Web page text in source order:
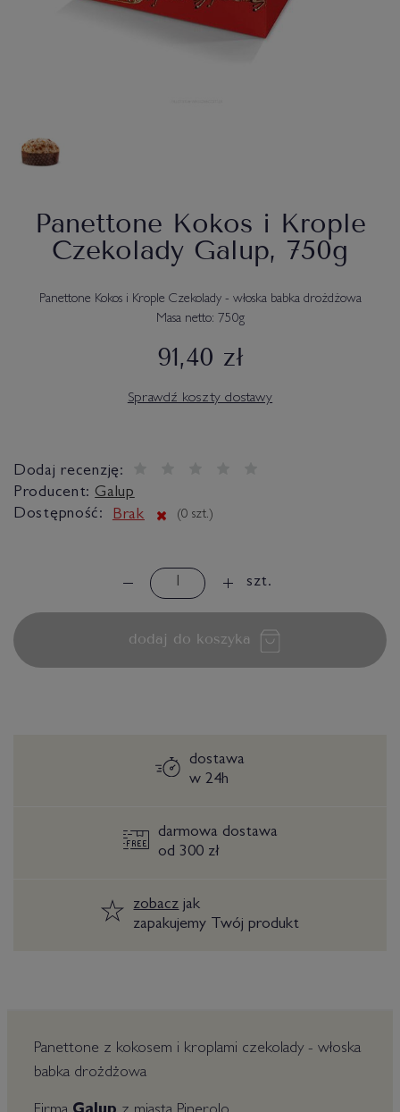
Panettone Kokos i Krople
Czekolady Galup, 750g
Panettone Kokos i Krople Czekolady - włoska babka drożdżowa
Masa netto: 750g
91,40 zł
Sprawdź koszty dostawy
Dodaj recenzję:
Producent: Galup
Dostępność:
Brak (0 szt.)
szt.
dodaj do koszyka
dostawa
w 24h
darmowa dostawa
od 300 zł
zobaczjak
zapakujemy Twój produkt
Panettone z kokosem i kroplami czekolady - włoska
babka drożdżowa